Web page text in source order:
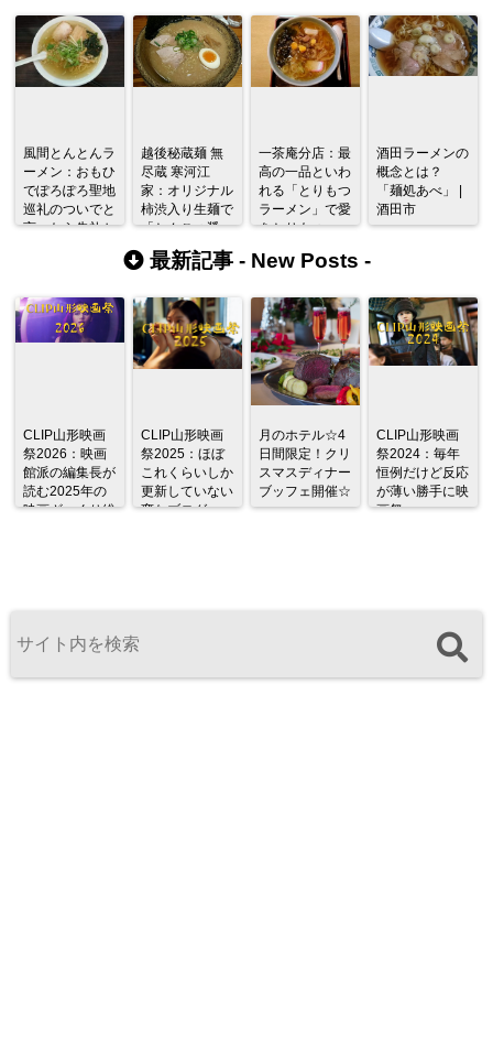
風間とんとんラ
ーメン：おもひ
でぽろぽろ聖地
巡礼のついでと
言ったら失礼か
越後秘蔵麺 無
尽蔵 寒河江
家：オリジナル
柿渋入り生麺で
「とんこつ醤
油」にとりつか
れるの巻
一茶庵分店：最
高の一品といわ
れる「とりもつ
ラーメン」で愛
をとりもつ
酒田ラーメンの
概念とは？
「麺処あべ」 |
酒田市
最新記事 - New Posts -
CLIP山形映画
祭2026：映画
館派の編集長が
読む2025年の
映画ざっくり総
CLIP山形映画
祭2025：ほぼ
これくらいしか
更新していない
変なブログ
月のホテル☆4
日間限定！クリ
スマスディナー
ブッフェ開催☆
CLIP山形映画
祭2024：毎年
恒例だけど反応
が薄い勝手に映
画祭